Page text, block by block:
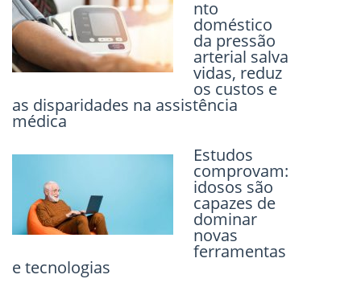
nto
doméstico
da pressão
arterial salva
vidas, reduz
os custos e
as disparidades na assistência
médica
Estudos
comprovam:
idosos são
capazes de
dominar
novas
ferramentas
e tecnologias
Tratamento
pode
eliminar
pedras nos
rins sem dor
de pressão
caros não
são mais
eficazes que
os básicos
Microagulha